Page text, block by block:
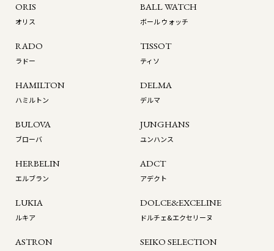
ORIS
オリス
BALL WATCH
ボール ウォッチ
RADO
ラドー
TISSOT
ティソ
HAMILTON
ハミルトン
DELMA
デルマ
BULOVA
ブローバ
JUNGHANS
ユンハンス
HERBELIN
エルブラン
ADCT
アデクト
LUKIA
ルキア
DOLCE&EXCELINE
ドルチェ&エクセリーヌ
ASTRON SEIKO SELECTION